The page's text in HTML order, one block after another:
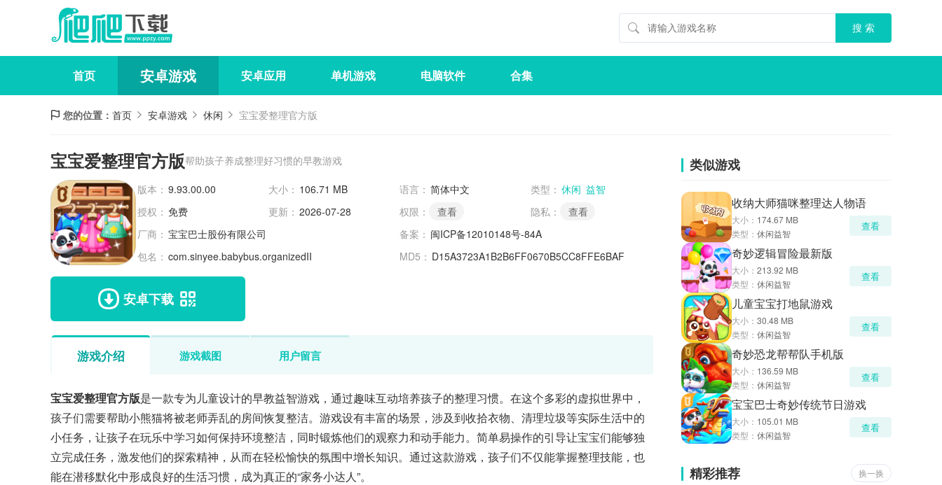
首页 安卓游戏 安卓应用 单机游戏 电脑软件 合集
您的位置： 首页 安卓游戏 休闲 宝宝爱整理官方版
宝宝爱整理官方版帮助孩子养成整理好习惯的早教游戏
版本： 9.93.00.00 大小： 106.71 MB 语言： 简体中文 类型： 休闲 益智
授权： 免费 更新： 2026-07-28 权限： 查看 隐私：
查看
厂商： 宝宝巴士股份有限公司 备案： 闽ICP备12010148号-84A
包名： com.sinyee.babybus.organizedII MD5： D15A3723A1B2B6FF0670B5CC8FFE6BAF
安卓下载
游戏介绍 游戏截图 用户留言
宝宝爱整理官方版是一款专为儿童设计的早教益智游戏，通过趣味互动培养孩子的整理习惯。在这个多彩的虚拟世界中，
孩子们需要帮助小熊猫将被老师弄乱的房间恢复整洁。游戏设有丰富的场景，涉及到收拾衣物、清理垃圾等实际生活中的
小任务，让孩子在玩乐中学习如何保持环境整洁，同时锻炼他们的观察力和动手能力。简单易操作的引导让宝宝们能够独
立完成任务，激发他们的探索精神，从而在轻松愉快的氛围中增长知识。通过这款游戏，孩子们不仅能掌握整理技能，也
能在潜移默化中形成良好的生活习惯，成为真正的“家务小达人”。
类似游戏
收纳大师猫咪整理达人物语
大小： 174.67 MB
类型： 休闲益智
查看
奇妙逻辑冒险最新版
大小： 213.92 MB
类型： 休闲益智
查看
儿童宝宝打地鼠游戏
大小： 30.48 MB
类型： 休闲益智
查看
奇妙恐龙帮帮队手机版
大小： 136.59 MB
类型： 休闲益智
查看
宝宝巴士奇妙传统节日游戏
大小： 105.01 MB
类型： 休闲益智
查看
精彩推荐 换一换